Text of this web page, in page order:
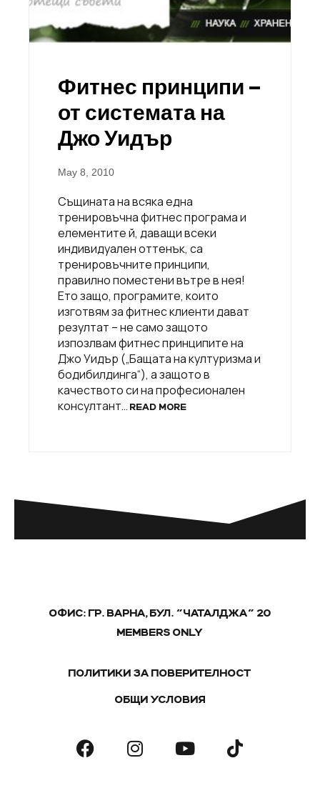
Фитнес принципи –
от системата на
Джо Уидър
May 8, 2010
Същината на всяка една
тренировъчна фитнес програма и
елементите й, даващи всеки
индивидуален оттенък, са
тренировъчните принципи,
правилно поместени вътре в нея!
Ето защо, програмите, които
изготвям за фитнес клиенти дават
резултат – не само защото
изпозлвам фитнес принципите на
Джо Уидър („Бащата на културизма и
бодибилдинга“), а защото в
качеството си на професионален
консултант… READ MORE
ОФИС: ГР. ВАРНА, БУЛ. "ЧАТАЛДЖА" 20
MEMBERS ONLY
ПОЛИТИКИ ЗА ПОВЕРИТЕЛНОСТ
ОБЩИ УСЛОВИЯ